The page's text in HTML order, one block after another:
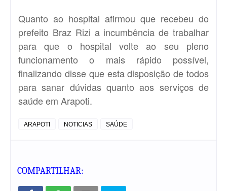
Quanto ao hospital afirmou que recebeu do
prefeito Braz Rizi a incumbência de trabalhar
para que o hospital volte ao seu pleno
funcionamento o mais rápido possível,
finalizando disse que esta disposição de todos
para sanar dúvidas quanto aos serviços de
saúde em Arapoti.
ARAPOTI NOTICIAS SAÚDE
COMPARTILHAR: